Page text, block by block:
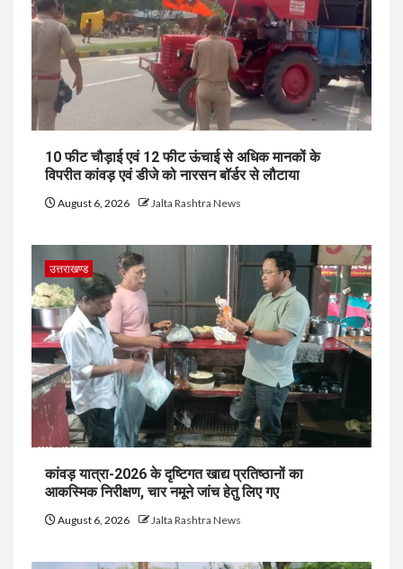
10 फीट चौड़ाई एवं 12 फीट ऊंचाई से अधिक मानकों के
विपरीत कांवड़ एवं डीजे को नारसन बॉर्डर से लौटाया
August 6, 2026 Jalta Rashtra News
उत्तराखण्ड
कांवड़ यात्रा-2026 के दृष्टिगत खाद्य प्रतिष्ठानों का
आकस्मिक निरीक्षण, चार नमूने जांच हेतु लिए गए
August 6, 2026 Jalta Rashtra News